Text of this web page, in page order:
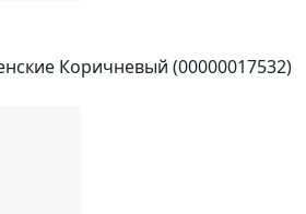
Коричневый (00000017532)